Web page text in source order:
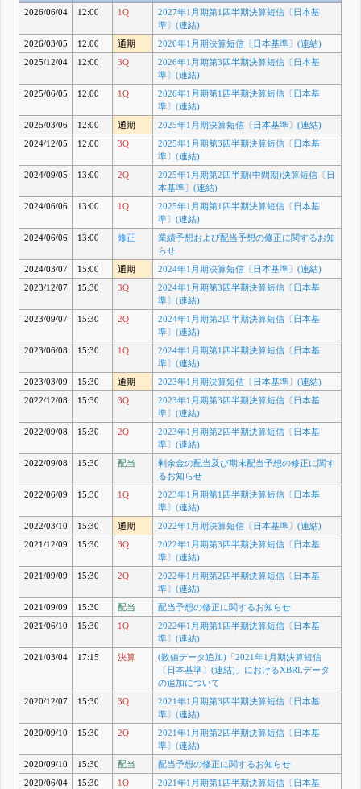
2026/06/04
12:00 1Q
2027年1月期第1四半期決算短信〔日本基
準〕(連結)
2026/03/05
12:00 通期
2026年1月期決算短信〔日本基準〕(連結)
2025/12/04
12:00 3Q
2026年1月期第3四半期決算短信〔日本基
準〕(連結)
2025/06/05
12:00 1Q
2026年1月期第1四半期決算短信〔日本基
準〕(連結)
2025/03/06
12:00 通期
2025年1月期決算短信〔日本基準〕(連結)
2024/12/05
12:00 3Q
2025年1月期第3四半期決算短信〔日本基
準〕(連結)
2024/09/05
13:00 2Q
2025年1月期第2四半期(中間期)決算短信〔日
本基準〕(連結)
2024/06/06
13:00 1Q
2025年1月期第1四半期決算短信〔日本基
準〕(連結)
2024/06/06
13:00 修正
業績予想および配当予想の修正に関するお知
らせ
2024/03/07
15:00 通期
2024年1月期決算短信〔日本基準〕(連結)
2023/12/07
15:30 3Q
2024年1月期第3四半期決算短信〔日本基
準〕(連結)
2023/09/07
15:30 2Q
2024年1月期第2四半期決算短信〔日本基
準〕(連結)
2023/06/08
15:30 1Q
2024年1月期第1四半期決算短信〔日本基
準〕(連結)
2023/03/09
15:30 通期
2023年1月期決算短信〔日本基準〕(連結)
2022/12/08
15:30 3Q
2023年1月期第3四半期決算短信〔日本基
準〕(連結)
2022/09/08
15:30 2Q
2023年1月期第2四半期決算短信〔日本基
準〕(連結)
2022/09/08
15:30 配当
剰余金の配当及び期末配当予想の修正に関す
るお知らせ
2022/06/09
15:30 1Q
2023年1月期第1四半期決算短信〔日本基
準〕(連結)
2022/03/10
15:30 通期
2022年1月期決算短信〔日本基準〕(連結)
2021/12/09
15:30 3Q
2022年1月期第3四半期決算短信〔日本基
準〕(連結)
2021/09/09
15:30 2Q
2022年1月期第2四半期決算短信〔日本基
準〕(連結)
2021/09/09
15:30 配当
配当予想の修正に関するお知らせ
2021/06/10
15:30 1Q
2022年1月期第1四半期決算短信〔日本基
準〕(連結)
2021/03/04
17:15 決算
(数値データ追加)「2021年1月期決算短信
〔日本基準〕(連結)」におけるXBRLデータ
の追加について
2020/12/07
15:30 3Q
2021年1月期第3四半期決算短信〔日本基
準〕(連結)
2020/09/10
15:30 2Q
2021年1月期第2四半期決算短信〔日本基
準〕(連結)
2020/09/10
15:30 配当
配当予想の修正に関するお知らせ
2020/06/04
15:30 1Q
2021年1月期第1四半期決算短信〔日本基